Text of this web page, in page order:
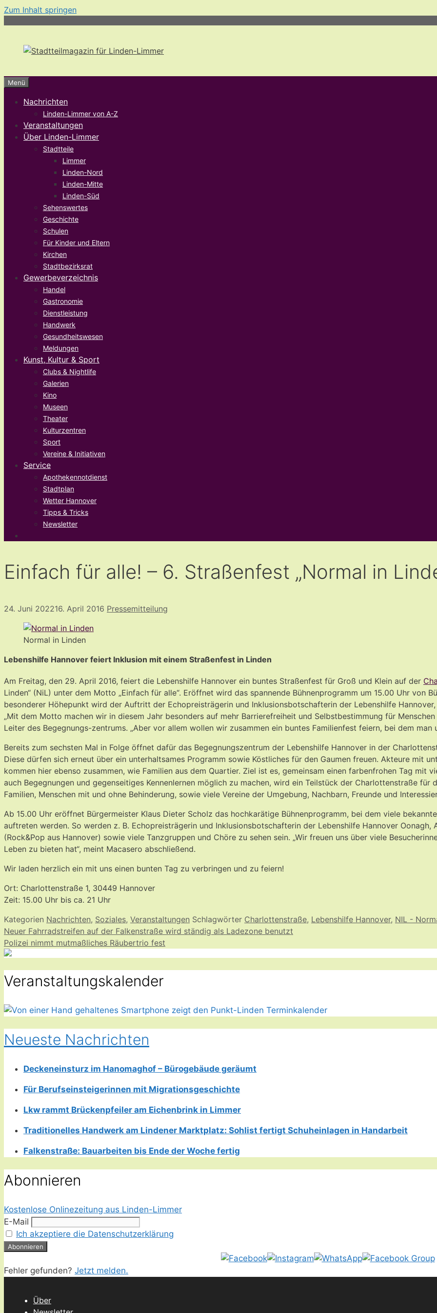
Zum Inhalt springen
Menü
Nachrichten
Linden-Limmer von A-Z
Veranstaltungen
Über Linden-Limmer
Stadtteile
Limmer
Linden-Nord
Linden-Mitte
Linden-Süd
Sehenswertes
Geschichte
Schulen
Für Kinder und Eltern
Kirchen
Stadtbezirksrat
Gewerbeverzeichnis
Handel
Gastronomie
Dienstleistung
Handwerk
Gesundheitswesen
Meldungen
Kunst, Kultur & Sport
Clubs & Nightlife
Galerien
Kino
Museen
Theater
Kulturzentren
Sport
Vereine & Initiativen
Service
Apothekennotdienst
Stadtplan
Wetter Hannover
Tipps & Tricks
Newsletter
Einfach für alle! – 6. Straßenfest „Normal in
24. Juni 202216. April 2016 Pressemitteilung
Normal in Linden
Lebenshilfe Hannover feiert Inklusion mit einem Straßenfest in Linden
Am Freitag, den 29. April 2016, feiert die Lebenshilfe Hannover ein buntes Straßenfest für Groß und Klein auf der
Linden“ (NiL) unter dem Motto „Einfach für alle“. Eröffnet wird das spannende Bühnenprogramm um 15.00 Uhr von
besonderer Höhepunkt wird der Auftritt der Echopreisträgerin und Inklusionsbotschafterin der Lebenshilfe Hannover,
„Mit dem Motto machen wir in diesem Jahr besonders auf mehr Barrierefreiheit und Selbstbestimmung für
Leiter des Begegnungs-zentrums. „Aber vor allem wollen wir zusammen ein buntes Familienfest feiern, bei dem
Bereits zum sechsten Mal in Folge öffnet dafür das Begegnungszentrum der Lebenshilfe Hannover in der
Diese dürfen sich erneut über ein unterhaltsames Programm sowie Köstliches für den Gaumen freuen. Akteure mit
kommen hier ebenso zusammen, wie Familien aus dem Quartier. Ziel ist es, gemeinsam einen farbenfrohen Tag mit
auch Begegnungen und gegenseitiges Kennenlernen möglich zu machen, wird ein Teilstück der Charlottenstraße
Familien, Menschen mit und ohne Behinderung, sowie viele Vereine der Umgebung, Nachbarn, Freunde und
Ab 15.00 Uhr eröffnet Bürgermeister Klaus Dieter Scholz das hochkarätige Bühnenprogramm, bei dem viele
auftreten werden. So werden z. B. Echopreisträgerin und Inklusionsbotschafterin der Lebenshilfe Hannover Oonagh,
(Rock&Pop aus Hannover) sowie viele Tanzgruppen und Chöre zu sehen sein. „Wir freuen uns über viele
Leben zu bieten hat“, meint Macasero abschließend.
Wir laden herzlich ein mit uns einen bunten Tag zu verbringen und zu feiern!
Ort: Charlottenstraße 1, 30449 Hannover
Zeit: 15.00 Uhr bis ca. 21 Uhr
Kategorien Nachrichten, Soziales, Veranstaltungen Schlagwörter Charlottenstraße, Lebenshilfe Hannover, NIL -
Neuer Fahrradstreifen auf der Falkenstraße wird ständig als Ladezone benutzt
Polizei nimmt mutmaßliches Räubertrio fest
Veranstaltungskalender
Neueste Nachrichten
Deckeneinsturz im Hanomaghof – Bürogebäude geräumt
Für Berufseinsteigerinnen mit Migrationsgeschichte
Lkw rammt Brückenpfeiler am Eichenbrink in Limmer
Traditionelles Handwerk am Lindener Marktplatz: Sohlist fertigt Schuheinlagen in Handarbeit
Falkenstraße: Bauarbeiten bis Ende der Woche fertig
Abonnieren
Kostenlose Onlinezeitung aus Linden-Limmer
E-Mail
Ich akzeptiere die Datenschutzerklärung
Fehler gefunden? Jetzt melden.
Über